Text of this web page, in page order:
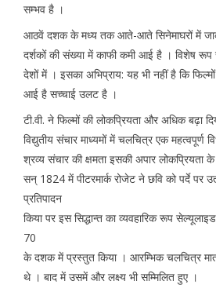
सम्भव है ।
आठवें दशक के मध्य तक आते-आते सिनेमाघरों में
दर्शकों की संख्या में काफी कमी आई है । विशेष रूप
देशों में । इसका अभिप्राय: यह भी नहीं है कि
आई है सच्चाई उलट है ।
टी.वी. ने फिल्मों की लोकप्रियता और अधिक बढ़ा
विद्युतीय संचार माध्यमों में चलचित्र एक महत्वपूर्ण
श्रव्य संचार की क्षमता इसकी अपार
सन् 1824 में पीटरमार्क रोजेट ने छवि को पर्दे पर
प्रतिपादन
किया पर इस सिद्धान्त का व्यवहारिक रूप
70
के दशक में प्रस्तुत किया । आरम्भिक चलचित्र
थे । बाद में उसमें और लक्ष्य भी सम्मिलित हुए ।